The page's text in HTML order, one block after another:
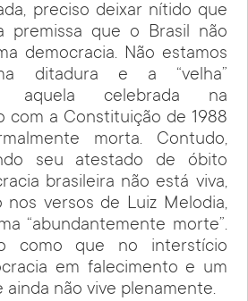
preciso deixar nítido que
premissa que o Brasil não
democracia. Não estamos
ditadura e a “velha”
aquela celebrada na
com a Constituição de 1988
morta. Contudo,
seu atestado de óbito
brasileira não está viva,
nos versos de Luiz Melodia,
“abundantemente morte”.
como que no interstício
em falecimento e um
não vive plenamente.